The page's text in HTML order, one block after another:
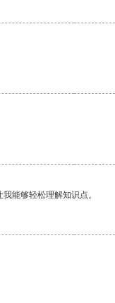
能够轻松理解知识点。